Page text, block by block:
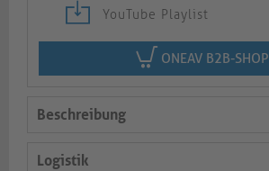
YouTube Playlist
ONEAV B2B-SHOP
Beschreibung
Logistik